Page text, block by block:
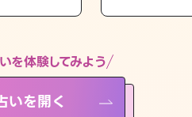
すを体験してみよう
いを開く